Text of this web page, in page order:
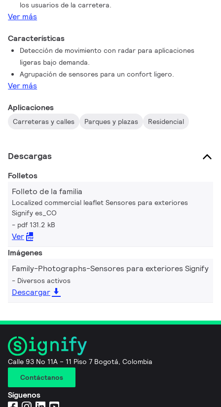
la aplicación Philips Outdoor Multisensor Mobile. El OMS
también se puede utilizar en combinación con una farola
los usuarios de la carretera.
Ver más
Características
Detección de movimiento con radar para aplicaciones
ligeras bajo demanda.
Agrupación de sensores para un confort ligero.
Ver más
Aplicaciones
Carreteras y calles Parques y plazas Residencial
Descargas
Folletos
Folleto de la familia
Localized commercial leaflet Sensores para exteriores
Signify es_CO
pdf 131.2 kB
Ver
Imágenes
Family-Photographs-Sensores para exteriores Signify
Diversos activos
Descargar
Calle 93 No 11A – 11 Piso 7 Bogotá, Colombia
Contáctanos
Síguenos